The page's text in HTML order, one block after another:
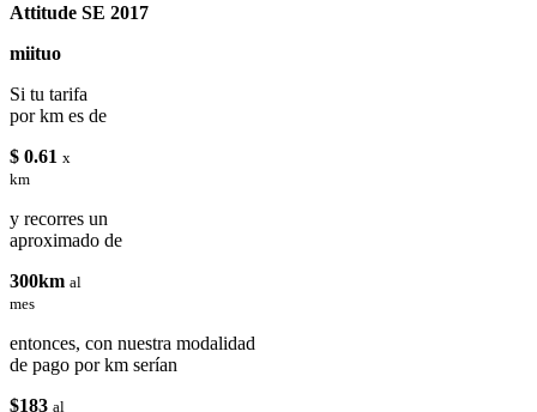
Attitude SE 2017
miituo
Si tu tarifa
por km es de
$ 0.61 x
km
y recorres un
aproximado de
300km al
mes
entonces, con nuestra modalidad
de pago por km serían
$183 al